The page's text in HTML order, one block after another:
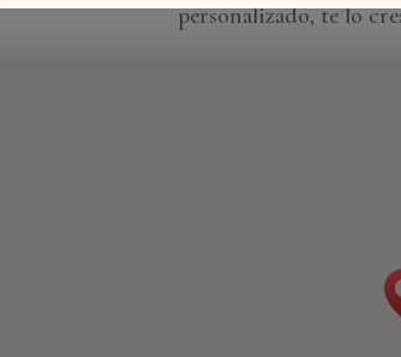
personalizado, te lo